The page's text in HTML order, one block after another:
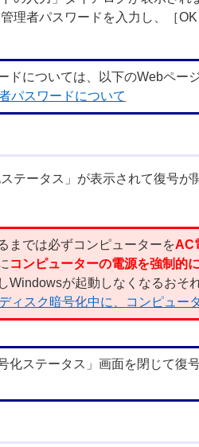
管理者パスワードを入力し、［
ドについては、以下のWebペー
パスワードについて
ステータス」が表示されて復号が
までは必ずコンピューターをAC
コンピューターの電源を強制的
Windowsが起動しなくなるおそ
ディスク暗号化中に、コンピュ
化ステータス」画面を閉じて